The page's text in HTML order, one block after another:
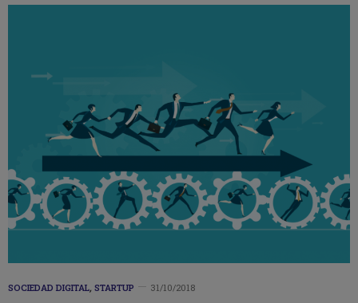
SOCIEDAD DIGITAL, STARTUP 31/10/2018